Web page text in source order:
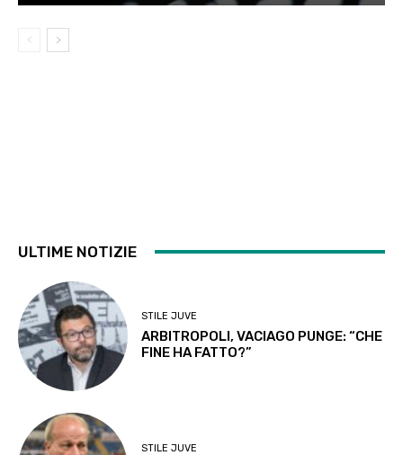
ULTIME NOTIZIE
STILE JUVE
ARBITROPOLI, VACIAGO PUNGE: “CHE
FINE HA FATTO?”
STILE JUVE